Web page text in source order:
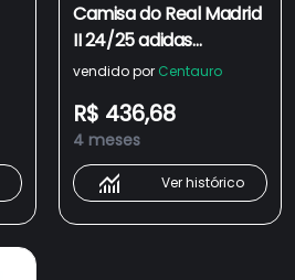
Camisa do Real Madrid
II 24/25 adidas
Masculina Torcedor
vendido por Centauro
R$ 436,68
4 meses
Ver histórico